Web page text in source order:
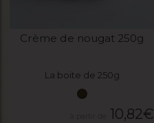
Crème de nougat 250g
La boite de 250g
10,82€